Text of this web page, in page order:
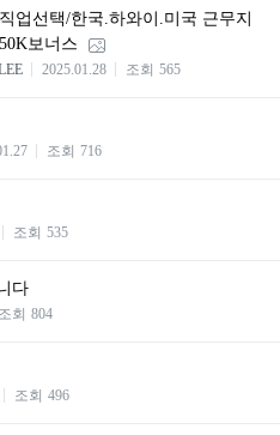
업선택/한국.하와이.미국 근무지
보너스
2025.01.28 조회 565
조회 716
조회 535
다
조회 804
조회 496